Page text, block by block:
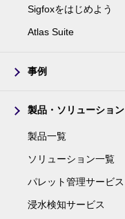
Sigfoxをはじめよう
Atlas Suite
事例
製品・ソリューション
製品一覧
ソリューション一覧
パレット管理サービス
浸水検知サービス